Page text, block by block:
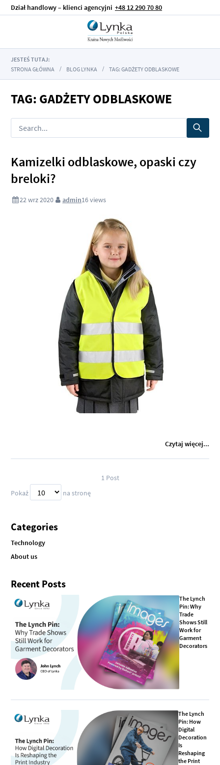
Dział handlowy – klienci agencyjni +48 12 290 70 80
JESTEŚ TUTAJ:
STRONA GŁÓWNA
BLOG LYNKA TAG: GADŻETY ODBLASKOWE
TAG: GADŻETY ODBLASKOWE
Kamizelki odblaskowe, opaski czy
breloki?
22 wrz 2020 admin16views
Czytaj więcej...
1 Post
Pokaż
na stronę
Categories
Technology
About us
Recent Posts
The Lynch
Pin: Why
Trade
Shows Still
Work for
Garment
Decorators
The Lynch
Pin: How
Digital
Decoration
Is
Reshaping
the Print